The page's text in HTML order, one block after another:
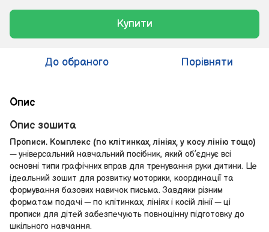
Купити
До обраного Порівняти
Опис
Опис зошита
Прописи. Комплекс (по клітинках, лініях, у косу лінію тощо)
— універсальний навчальний посібник, який об’єднує всі
основні типи графічних вправ для тренування руки дитини. Це
ідеальний зошит для розвитку моторики, координації та
формування базових навичок письма. Завдяки різним
форматам подачі — по клітинках, лініях і косій лінії — ці
прописи для дітей забезпечують повноцінну підготовку до
шкільного навчання.